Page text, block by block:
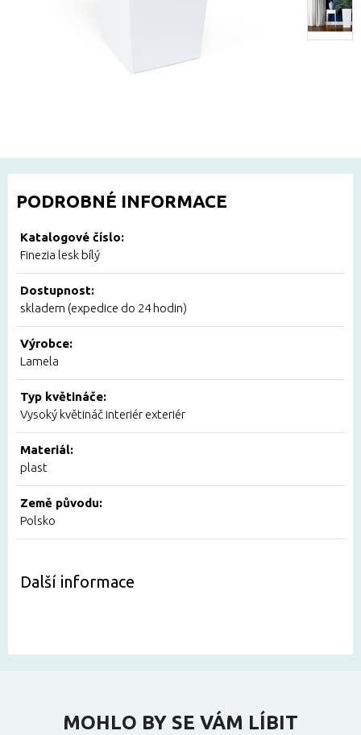
PODROBNÉ INFORMACE
Katalogové číslo:
Finezia lesk bílý
Dostupnost:
skladem (expedice do 24 hodin)
Výrobce:
Lamela
Typ květináče:
Vysoký květináč interiér exteriér
Materiál:
plast
Země původu:
Polsko
Další informace
MOHLO BY SE VÁM LÍBIT